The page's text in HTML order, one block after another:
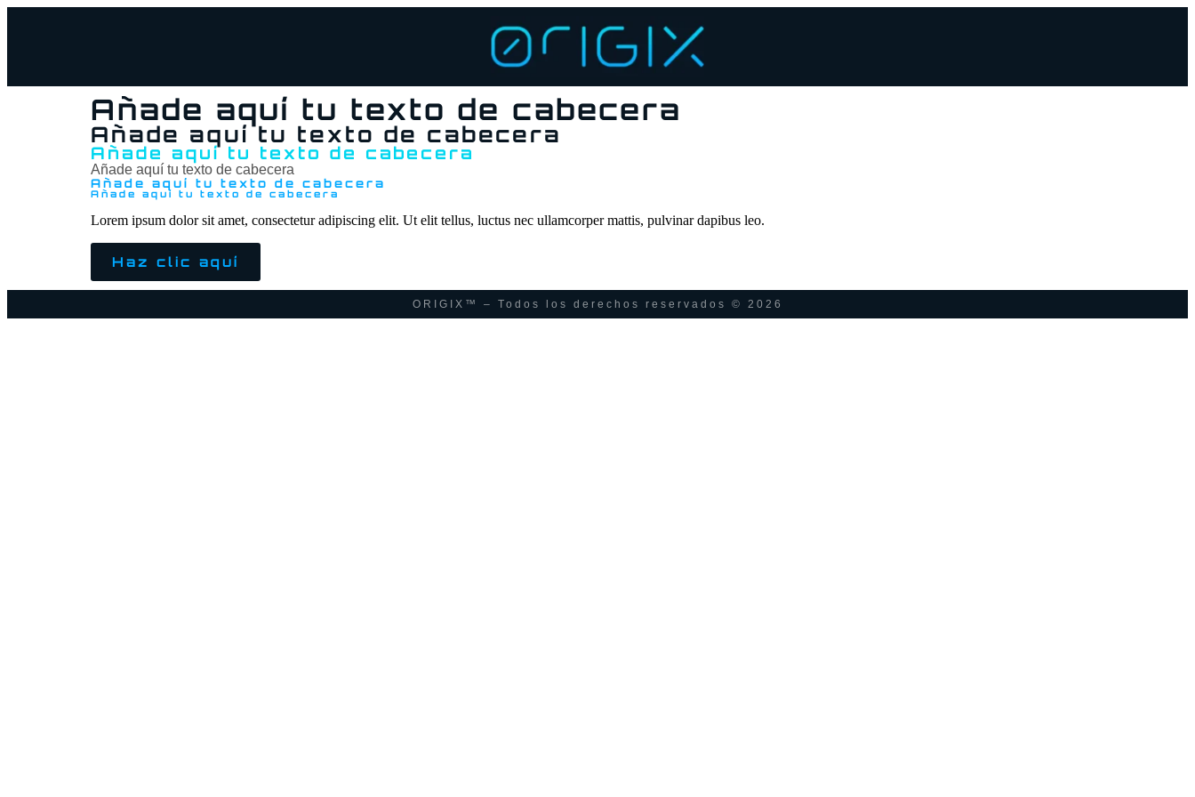
Añade aquí tu texto de cabecera
Añade aquí tu texto de cabecera
Añade aquí tu texto de cabecera
Añade aquí tu texto de cabecera
Añade aquí tu texto de cabecera
Añade aquí tu texto de cabecera
Lorem ipsum dolor sit amet, consectetur adipiscing elit. Ut elit tellus, luctus nec ullamcorper mattis, pulvinar dapibus leo.
Haz clic aquí
ORIGIX™ – Todos los derechos reservados © 2026